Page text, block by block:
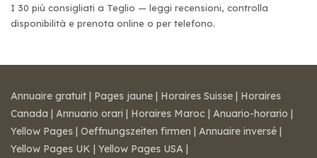
I 30 più consigliati a Teglio — leggi recensioni, controlla
disponibilità e prenota online o per telefono.
Annuaire gratuit | Pages jaune | Horaires Suisse | Horaires
Canada | Annuario orari | Horaires Maroc | Anuario-horario |
Yellow Pages | Oeffnungszeiten firmen | Annuaire inversé |
Yellow Pages UK | Yellow Pages USA |